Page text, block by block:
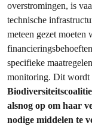
overstromingen, is
technische
meteen gezet
specifieke
monitoring. Dit wordt
alsnog op om haar
nodige middelen te